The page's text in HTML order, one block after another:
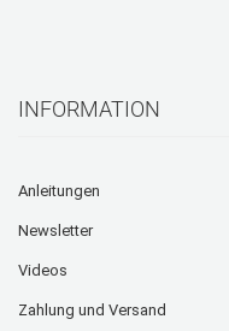
INFORMATION
Anleitungen
Newsletter
Videos
Zahlung und Versand